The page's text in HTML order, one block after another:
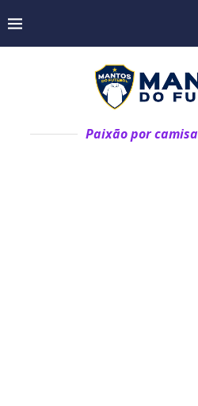
Paixão por